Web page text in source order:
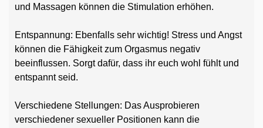
und Massagen können die Stimulation erhöhen.
Entspannung: Ebenfalls sehr wichtig! Stress und Angst
können die Fähigkeit zum Orgasmus negativ
beeinflussen. Sorgt dafür, dass ihr euch wohl fühlt und
entspannt seid.
Verschiedene Stellungen: Das Ausprobieren
verschiedener sexueller Positionen kann die